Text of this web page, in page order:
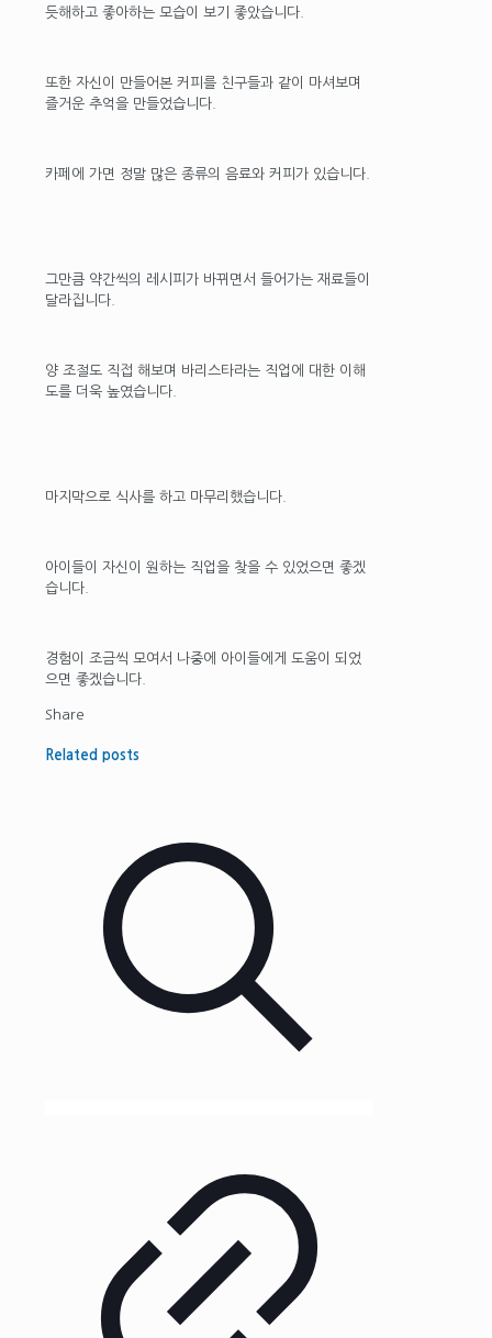
듯해하고 좋아하는 모습이 보기 좋았습니다.
또한 자신이 만들어본 커피를 친구들과 같이 마셔보며
즐거운 추억을 만들었습니다.
카페에 가면 정말 많은 종류의 음료와 커피가 있습니다.
그만큼 약간씩의 레시피가 바뀌면서 들어가는 재료들이
달라집니다.
양 조절도 직접 해보며 바리스타라는 직업에 대한 이해
도를 더욱 높였습니다.
마지막으로 식사를 하고 마무리했습니다.
아이들이 자신이 원하는 직업을 찾을 수 있었으면 좋겠
습니다.
경험이 조금씩 모여서 나중에 아이들에게 도움이 되었
으면 좋겠습니다.
Share
Related posts